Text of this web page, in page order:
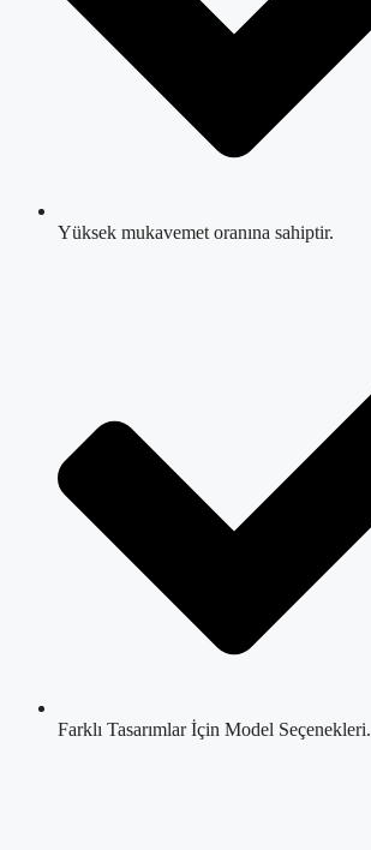
Yüksek mukavemet oranına sahiptir.
Farklı Tasarımlar İçin Model Seçenekleri.